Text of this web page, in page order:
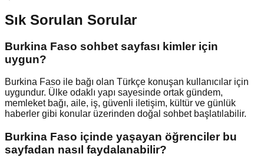
Sık Sorulan Sorular
Burkina Faso sohbet sayfası kimler için
uygun?
Burkina Faso ile bağı olan Türkçe konuşan kullanıcılar için
uygundur. Ülke odaklı yapı sayesinde ortak gündem,
memleket bağı, aile, iş, güvenli iletişim, kültür ve günlük
haberler gibi konular üzerinden doğal sohbet başlatılabilir.
Burkina Faso içinde yaşayan öğrenciler bu
sayfadan nasıl faydalanabilir?